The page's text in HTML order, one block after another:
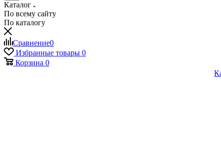
Каталог
По всему сайту
По каталогу
Сравнение0
Избранные товары 0
Корзина 0